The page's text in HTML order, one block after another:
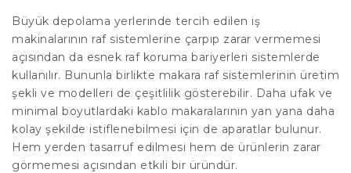
Büyük depolama yerlerinde tercih edilen iş
makinalarının raf sistemlerine çarpıp zarar vermemesi
açısından da esnek raf koruma bariyerleri sistemlerde
kullanılır. Bununla birlikte makara raf sistemlerinin üretim
şekli ve modelleri de çeşitlilik gösterebilir. Daha ufak ve
minimal boyutlardaki kablo makaralarının yan yana daha
kolay şekilde istiflenebilmesi için de aparatlar bulunur.
Hem yerden tasarruf edilmesi hem de ürünlerin zarar
görmemesi açısından etkili bir üründür.